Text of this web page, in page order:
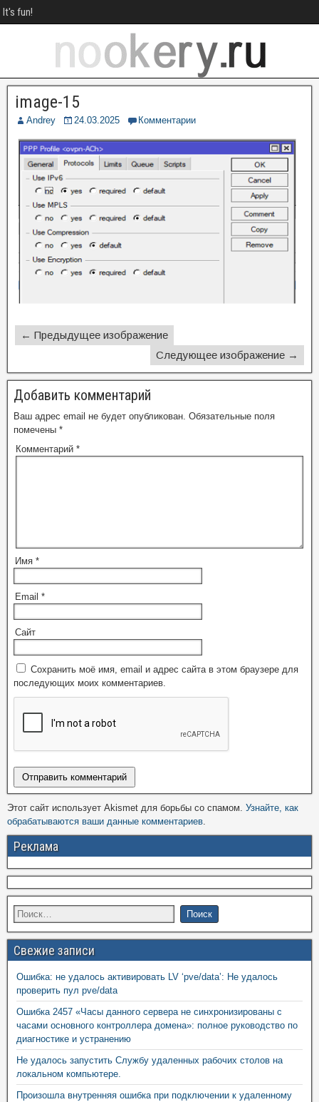
It's fun!
image-15
Andrey 24.03.2025 Комментарии
← Предыдущее изображение
Следующее изображение →
Добавить комментарий
Ваш адрес email не будет опубликован. Обязательные поля
помечены *
Комментарий *
Имя *
Email *
Сайт
Сохранить моё имя, email и адрес сайта в этом браузере для
последующих моих комментариев.
Этот сайт использует Akismet для борьбы со спамом. Узнайте, как
обрабатываются ваши данные комментариев
Реклама
Свежие записи
Ошибка: не удалось активировать LV ‘pve/data’: Не удалось
проверить пул pve/data
Ошибка 2457 «Часы данного сервера не синхронизированы с
часами основного контроллера домена»: полное руководство по
диагностике и устранению
Не удалось запустить Службу удаленных рабочих столов на
локальном компьютере.
Произошла внутренняя ошибка при подключении к удаленному